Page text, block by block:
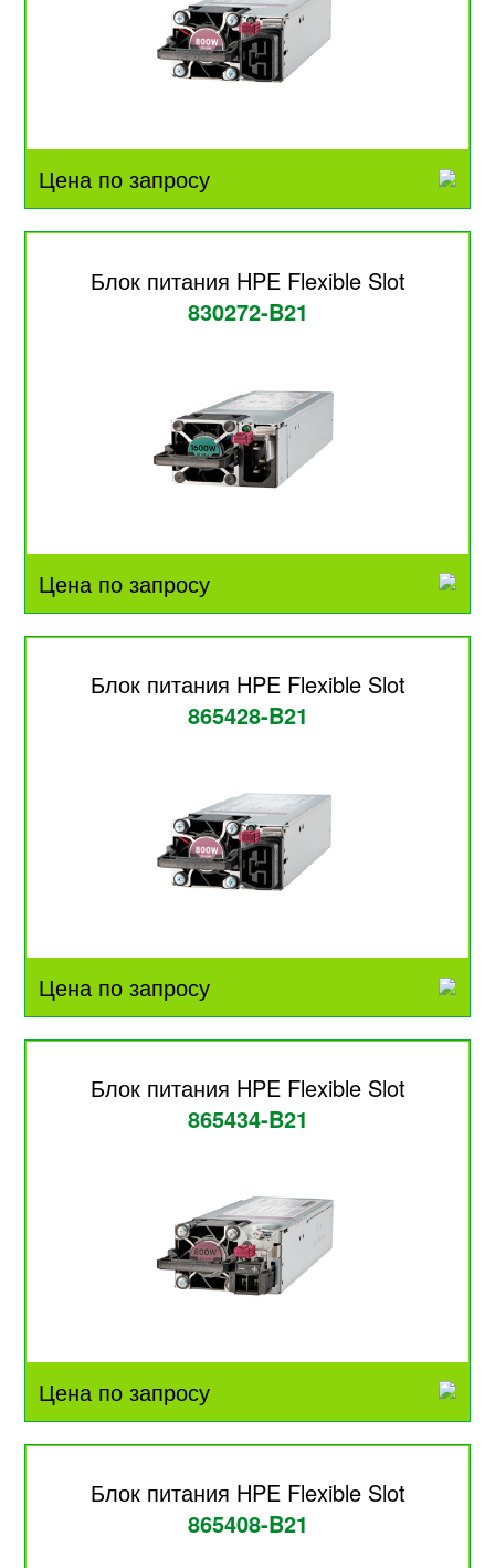
Цена по запросу
Блок питания HPE Flexible Slot
830272-B21
Цена по запросу
Блок питания HPE Flexible Slot
865428-B21
Цена по запросу
Блок питания HPE Flexible Slot
865434-B21
Цена по запросу
Блок питания HPE Flexible Slot
865408-B21